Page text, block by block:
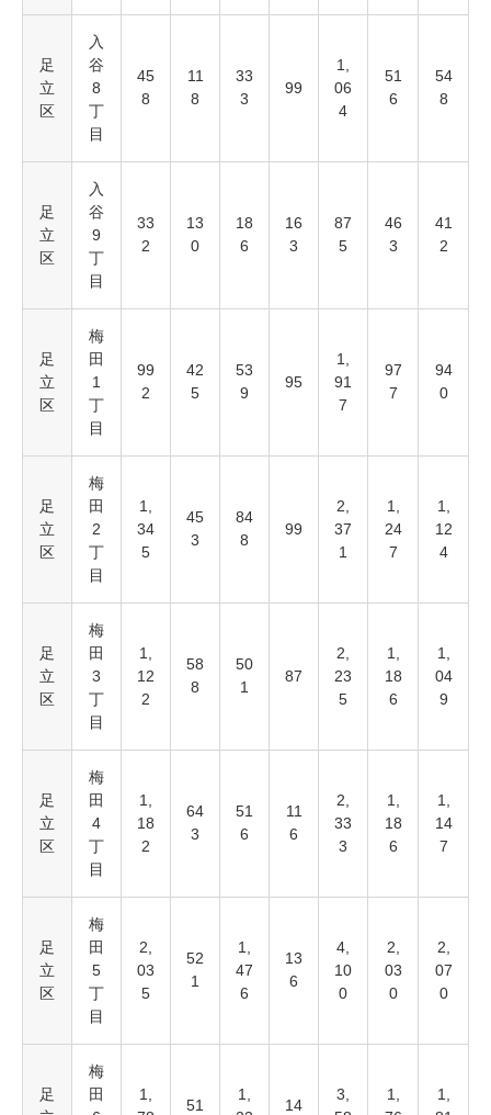
足
立
区
入
谷
8
丁
目
45
8
11
8
33
3
99
1,
06
4
51
6
54
8
足
立
区
入
谷
9
丁
目
33
2
13
0
18
6
16
3
87
5
46
3
41
2
足
立
区
梅
田
1
丁
目
99
2
42
5
53
9
95
1,
91
7
97
7
94
0
足
立
区
梅
田
2
丁
目
1,
34
5
45
3
84
8
99
2,
37
1
1,
24
7
1,
12
4
足
立
区
梅
田
3
丁
目
1,
12
2
58
8
50
1
87
2,
23
5
1,
18
6
1,
04
9
足
立
区
梅
田
4
丁
目
1,
18
2
64
3
51
6
11
6
2,
33
3
1,
18
6
1,
14
7
足
立
区
梅
田
5
丁
目
2,
03
5
52
1
1,
47
6
13
6
4,
10
0
2,
03
0
2,
07
0
足
梅
田
1,
51
1,
14
3,
1,
1,